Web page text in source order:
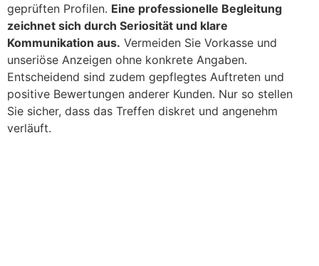
geprüften Profilen. Eine professionelle Begleitung
zeichnet sich durch Seriosität und klare
Kommunikation aus. Vermeiden Sie Vorkasse und
unseriöse Anzeigen ohne konkrete Angaben.
Entscheidend sind zudem gepflegtes Auftreten und
positive Bewertungen anderer Kunden. Nur so stellen
Sie sicher, dass das Treffen diskret und angenehm
verläuft.